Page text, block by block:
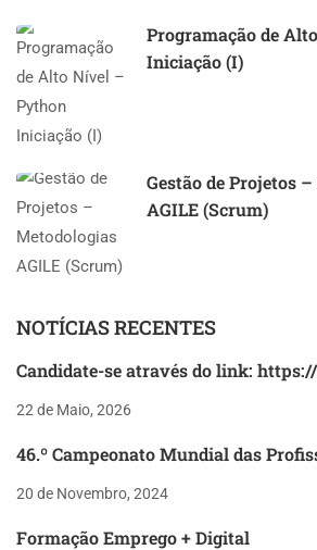
Programação de
Iniciação (I)
Gestão de Projetos
AGILE (Scrum)
NOTÍCIAS RECENTES
Candidate-se através do link:
22 de Maio, 2026
46.º Campeonato Mundial das
20 de Novembro, 2024
Formação Emprego + Digital